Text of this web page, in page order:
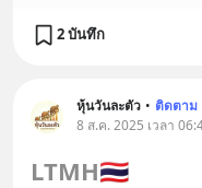
2 บันทึก
หุ้นวันละตัว • ติดตาม
8 ส.ค. 2025 เวลา
LTMH🇹🇭